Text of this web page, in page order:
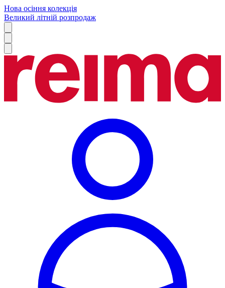
Нова осіння колекція
Великий літній розпродаж